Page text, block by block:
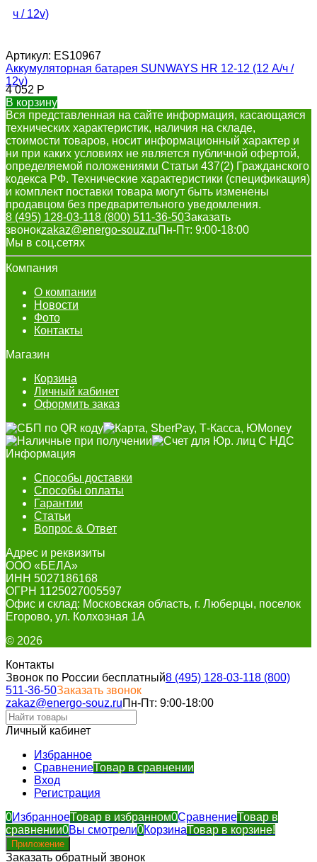
Артикул: ES10967
Аккумуляторная батарея SUNWAYS HR 12-12 (12 А/ч /
12v)
4 052 Р
В корзину
Вся представленная на сайте информация, касающаяся
технических характеристик, наличия на складе,
стоимости товаров, носит информационный характер и
ни при каких условиях не является публичной офертой,
определяемой положениями Статьи 437(2) Гражданского
кодекса РФ. Технические характеристики (спецификация)
и комплект поставки товара могут быть изменены
продавцом без предварительного уведомления.
8 (495) 128-03-118 (800) 511-36-50Заказать
звонокzakaz@energo-souz.ruПн-Пт: 9:00-18:00
Мы в соц.сетях
Компания
О компании
Новости
Фото
Контакты
Магазин
Корзина
Личный кабинет
Оформить заказ
Информация
Способы доставки
Способы оплаты
Гарантии
Статьи
Вопрос & Ответ
Адрес и реквизиты
ООО «БЕЛА»
ИНН 5027186168
ОГРН 1125027005597
Офис и склад: Московская область, г. Люберцы, поселок
Егорово, ул. Колхозная 1А
© 2026
Контакты
Звонок по России бесплатный8 (495) 128-03-118 (800)
511-36-50Заказать звонок
zakaz@energo-souz.ruПн-Пт: 9:00-18:00
Личный кабинет
Избранное
СравнениеТовар в сравнении
Вход
Регистрация
0ИзбранноеТовар в избранном0СравнениеТовар в
сравнении0Вы смотрели0КорзинаТовар в корзине!
Приложение
Заказать обратный звонок